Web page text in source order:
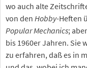
wo auch alte
von den Hobby-Heften
Popular Mechanics;
bis 1960er Jahren. Sie
zu erfahren, daß es in